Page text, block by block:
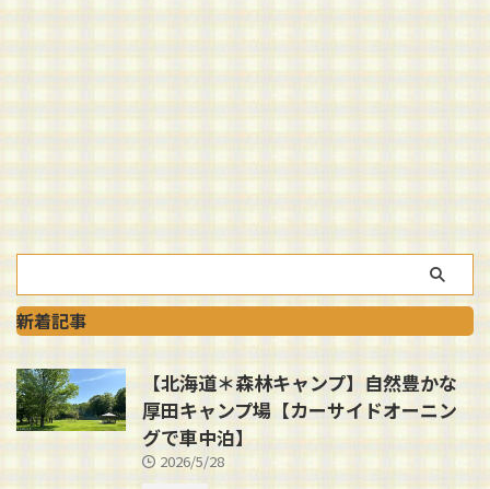
新着記事
【北海道＊森林キャンプ】自然豊かな
厚田キャンプ場【カーサイドオーニン
グで車中泊】
2026/5/28